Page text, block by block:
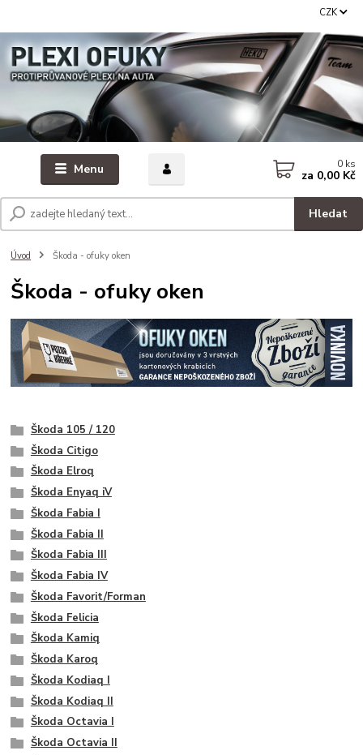
Menu
CZK
Hledat
0 ks
za 0,00 Kč
Úvod Škoda - ofuky oken
Škoda - ofuky oken
Škoda 105 / 120
Škoda Citigo
Škoda Elroq
Škoda Enyaq iV
Škoda Fabia I
Škoda Fabia II
Škoda Fabia III
Škoda Fabia IV
Škoda Favorit/Forman
Škoda Felicia
Škoda Kamiq
Škoda Karoq
Škoda Kodiaq I
Škoda Kodiaq II
Škoda Octavia I
Škoda Octavia II